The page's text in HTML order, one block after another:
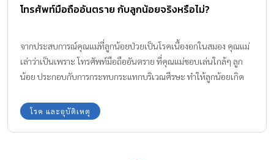
โทรศัพท์มือถืออันตราย กับลูกน้อยจริงหรือไม่?
จากประสบการณ์คุณแม่ที่ลูกน้อยป่วยเป็นโรคเนื้องอกในสมอง คุณแม่
เล่าว่าเป็นเพราะ โทรศัพท์มือถืออันตราย ที่คุณแม่ชอบเล่นใกล้ๆ ลูก
น้อย ประกอบกับการกระทบกระแทกบริเวณศีรษะ ทำให้ลูกน้อยเกิด
ค่ะโรค และอุบัติเหตุ